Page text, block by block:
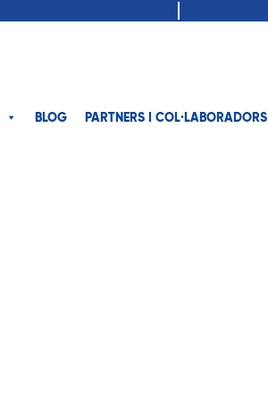
BLOG PARTNERS I COL·LABORADORS